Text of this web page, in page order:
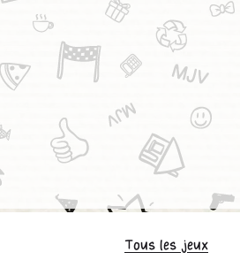
Tous les jeux